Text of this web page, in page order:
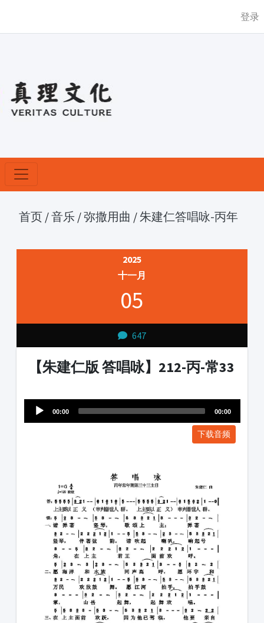
登录
首页 /音乐 /弥撒用曲 / 朱建仁答唱咏-丙年
2025
十一月
05
647
【朱建仁版 答唱咏】212-丙-常33
Player
00:00 00:00
下载音频